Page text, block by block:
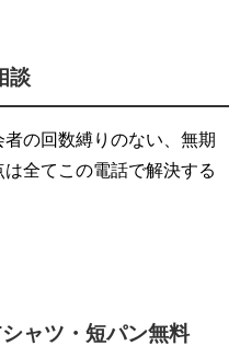
談
の回数縛りのない、無期
全てこの電話で解決する
ャツ・短パン無料